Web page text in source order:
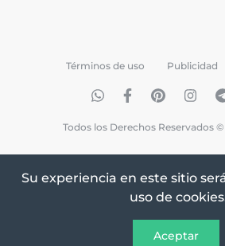
Todos los Derechos Reservados
Términos de uso Publicidad
Su experiencia en este sitio
uso de
Aceptar